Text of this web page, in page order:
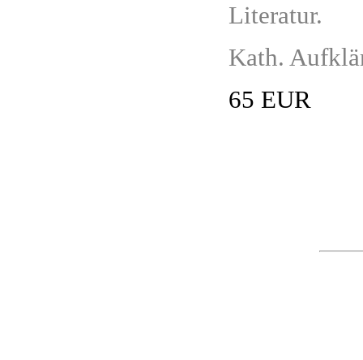
Literatur.
Kath.
65 EUR